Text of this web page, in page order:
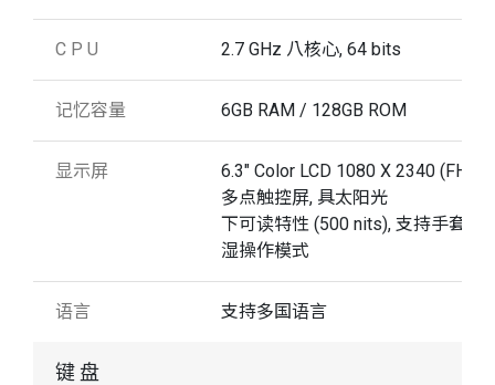
C P U 2.7 GHz 八核心, 64 bits
记忆容量 6GB RAM / 128GB ROM
显示屏
6.3" Color LCD 1080 X 2340 (FHD+)
多点触控屏, 具太阳光
下可读特性 (500 nits), 支持手套与
湿操作模式
语言 支持多国语言
键 盘